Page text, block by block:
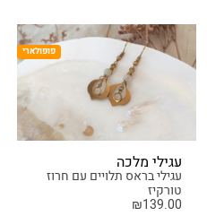
פופולארי
עגילי מלכה
עגילי בראס תלויים עם חרוז
טורקיז
₪139.00